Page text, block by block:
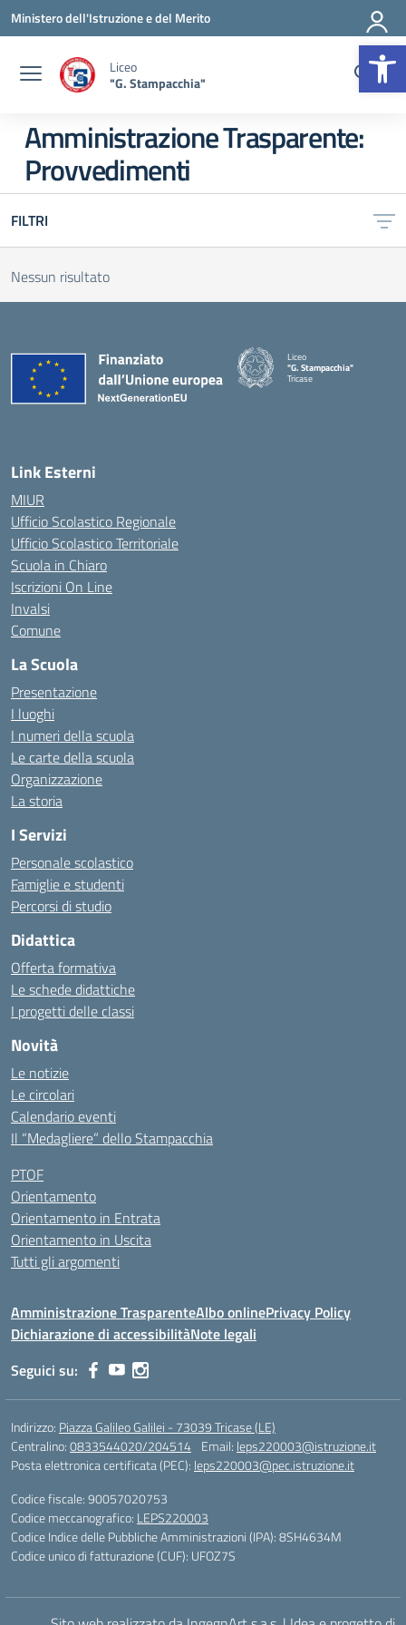
Vai ai contenuti
Vai al menu di navigazione
Vai al footer
Ministero dell'Istruzione e del Merito
Liceo
"G. Stampacchia"
Amministrazione Trasparente:
Provvedimenti
FILTRI
Nessun risultato
Liceo
"G. Stampacchia"
Tricase
Link Esterni
MIUR
Ufficio Scolastico Regionale
Ufficio Scolastico Territoriale
Scuola in Chiaro
Iscrizioni On Line
Invalsi
Comune
La Scuola
Presentazione
I luoghi
I numeri della scuola
Le carte della scuola
Organizzazione
La storia
I Servizi
Personale scolastico
Famiglie e studenti
Percorsi di studio
Didattica
Offerta formativa
Le schede didattiche
I progetti delle classi
Novità
Le notizie
Le circolari
Calendario eventi
Il “Medagliere” dello Stampacchia
PTOF
Orientamento
Orientamento in Entrata
Orientamento in Uscita
Tutti gli argomenti
Amministrazione TrasparenteAlbo onlinePrivacy Policy
Dichiarazione di accessibilitàNote legali
Seguici su:
Indirizzo: Piazza Galileo Galilei - 73039 Tricase (LE)
Centralino:0833544020/204514 Email: leps220003@istruzione.it
Posta elettronica certificata (PEC): leps220003@pec.istruzione.it
Codice fiscale: 90057020753
Codice meccanografico: LEPS220003
Codice Indice delle Pubbliche Amministrazioni (IPA): 8SH4634M
Codice unico di fatturazione (CUF): UFOZ7S